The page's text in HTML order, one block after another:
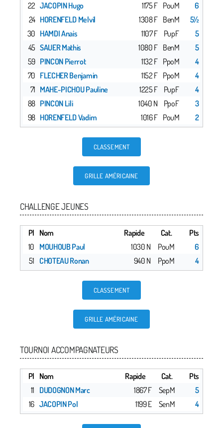
22 JACOPIN Hugo 1175 F PouM
6
24 HORENFELD Melvil 1308 F BenM
5½
30 HAMDI Anais 1107 F PupF
5
45 SAUER Mathis 1080 F BenM
5
59 PINCON Pierrot 1132 F PpoM
4
70 FLECHER Benjamin 1152 F PpoM
4
71 MAHE-PICHOU Pauline 1225 F PupF
4
88 PINCON Lili 1040 N PpoF
3
98 HORENFELD Vadim 1016 F PouM 2
CLASSEMENT
GRILLE AMÉRICAINE
CHALLENGE JEUNES
Pl Nom Rapide Cat.
Pts
10 MOUHOUB Paul 1030 N PouM
6
51 CHOTEAU Ronan 940 N PpoM 4
CLASSEMENT
GRILLE AMÉRICAINE
TOURNOI ACCOMPAGNATEURS
Pl Nom Rapide Cat.
Pts
11 DUDOGNON Marc 1867 F SepM
5
16 JACOPIN Pol 1199 E SenM 4